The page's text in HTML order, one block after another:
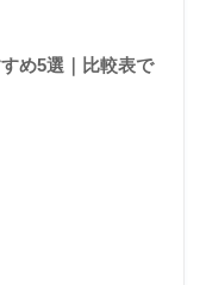
め5選｜比較表で